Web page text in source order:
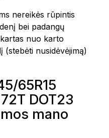
nereikės rūpintis
bei padangų
nuo karto
nusidėvėjimą)
65R15
DOT23
mano